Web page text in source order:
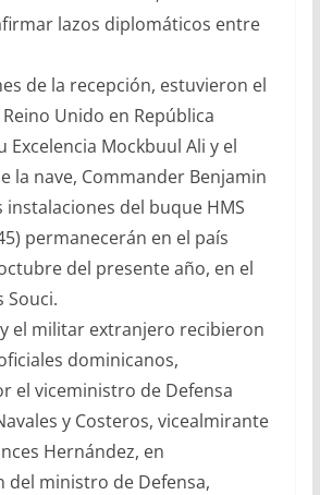
lazos diplomáticos entre
de la recepción, estuvieron el
Unido en República
Excelencia Mockbuul Ali y el
la nave, Commander Benjamin
del buque HMS
permanecerán en el país
del presente año, en el
Souci.
el militar extranjero recibieron
dominicanos,
el viceministro de Defensa
y Costeros, vicealmirante
Hernández, en
del ministro de Defensa,